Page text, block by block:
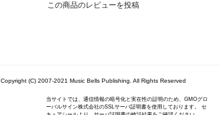
この商品のレビューを投稿
Copyright (C) 2007-2021 Music Bells Publishing. All Rights Reserved
当サイトでは、通信情報の暗号化と実在性の証明のため、GMOグロ
ーバルサイン株式会社のSSLサーバ証明書を使用しております。 セ